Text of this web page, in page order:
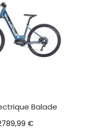
Balade
€